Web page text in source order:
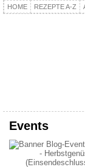
HOME REZEPTE A-Z
Events